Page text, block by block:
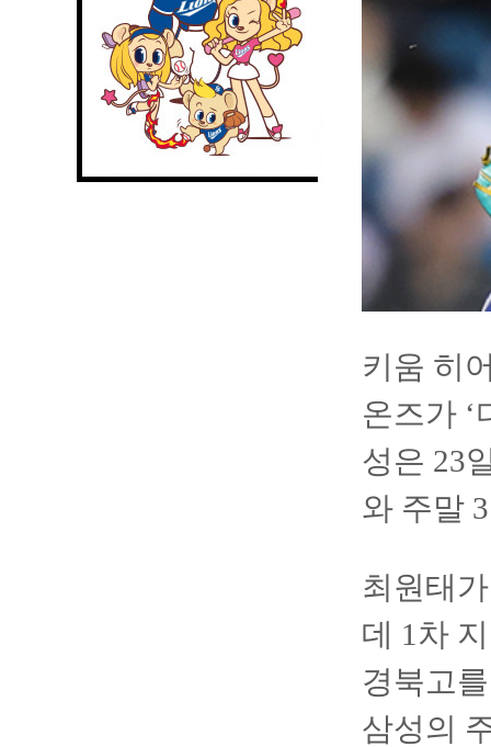
키움 히
온즈가
성은 23
와 주말
최원태
데 1차
경북고
삼성의